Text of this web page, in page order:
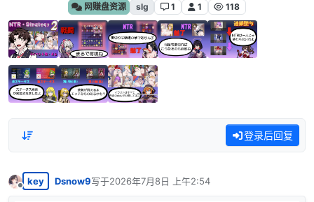
网赚盘资源 slg 1 1 118
登录后回复
离线
key Dsnow9写于2026年7月8日 上午2:54
最后由 编辑